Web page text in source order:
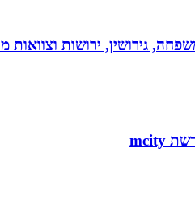
מעל 15 שנים. בעל תואר שני במשפטים